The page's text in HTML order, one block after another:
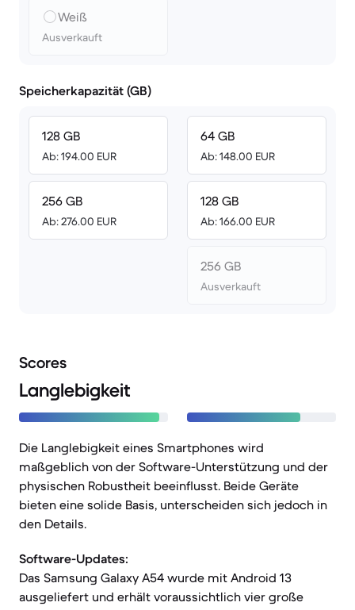
Weiß
Ausverkauft
Speicherkapazität (GB)
128 GB
Ab: 194.00 EUR
256 GB
Ab: 276.00 EUR
64 GB
Ab: 148.00 EUR
128 GB
Ab: 166.00 EUR
256 GB
Ausverkauft
Scores
Langlebigkeit
Die Langlebigkeit eines Smartphones wird
maßgeblich von der Software-Unterstützung und der
physischen Robustheit beeinflusst. Beide Geräte
bieten eine solide Basis, unterscheiden sich jedoch in
den Details.
Software-Updates:
Das Samsung Galaxy A54 wurde mit Android 13
ausgeliefert und erhält voraussichtlich vier große